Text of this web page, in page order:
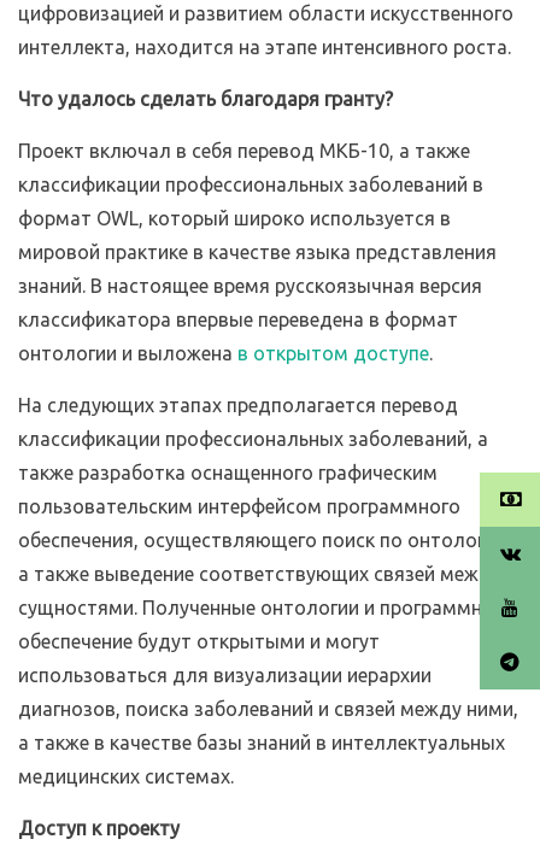
цифровизацией и развитием области искусственного
интеллекта, находится на этапе интенсивного роста.
Что удалось сделать благодаря гранту?
Проект включал в себя перевод МКБ-10, а также
классификации профессиональных заболеваний в
формат OWL, который широко используется в
мировой практике в качестве языка представления
знаний. В настоящее время русскоязычная версия
классификатора впервые переведена в формат
онтологии и выложена в открытом доступе.
На следующих этапах предполагается перевод
классификации профессиональных заболеваний, а
также разработка оснащенного графическим
пользовательским интерфейсом программного
обеспечения, осуществляющего поиск по онтологии,
а также выведение соответствующих связей между
сущностями. Полученные онтологии и программное
обеспечение будут открытыми и могут
использоваться для визуализации иерархии
диагнозов, поиска заболеваний и связей между ними,
а также в качестве базы знаний в интеллектуальных
медицинских системах.
Доступ к проекту